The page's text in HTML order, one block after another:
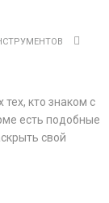
тех, кто знаком с
есть подобные
свой